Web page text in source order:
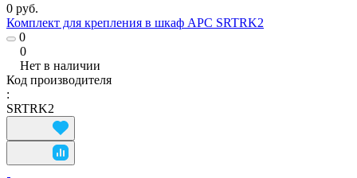
0 руб.
Комплект для крепления в шкаф APC SRTRK2
0
0
Нет в наличии
Код производителя
:
SRTRK2